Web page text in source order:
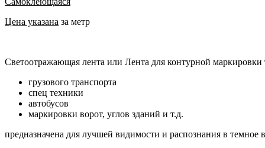
Цена указана за метр
Светоотражающая лента или Лента для контурной маркировки
грузового транспорта
спец техники
автобусов
маркировки ворот, углов зданий и т.д.
предназначена для лучшей видимости и распознания в темное